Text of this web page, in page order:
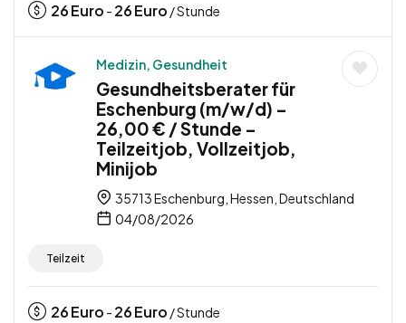
26Euro - 26Euro / Stunde
Medizin, Gesundheit
Gesundheitsberater für
Eschenburg (m/w/d) –
26,00 € / Stunde –
Teilzeitjob, Vollzeitjob,
Minijob
35713 Eschenburg, Hessen, Deutschland
04/08/2026
Teilzeit
26Euro - 26Euro / Stunde